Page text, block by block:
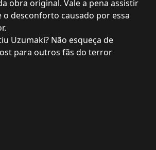
obra original. Vale a pena assistir
o desconforto causado por essa
Uzumaki? Não esqueça de
para outros fãs do terror